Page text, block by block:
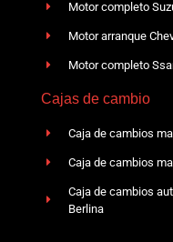
Motor completo
Motor arranque
Motor completo
Cajas de cambio
Caja de cambios
Caja de cambios
Caja de cambios
Berlina